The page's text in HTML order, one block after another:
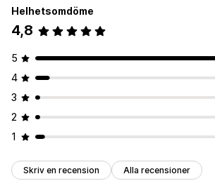
Helhetsomdöme
4,8
5
4
3
2
1
Skriv en recension Alla recensioner